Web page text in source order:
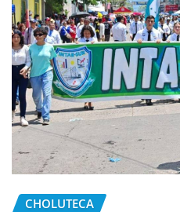
CHOLUTECA